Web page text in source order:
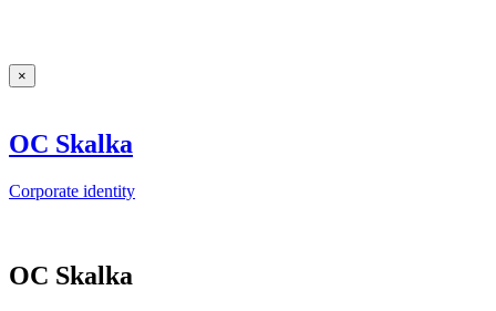
×
OC Skalka
Corporate identity
OC Skalka